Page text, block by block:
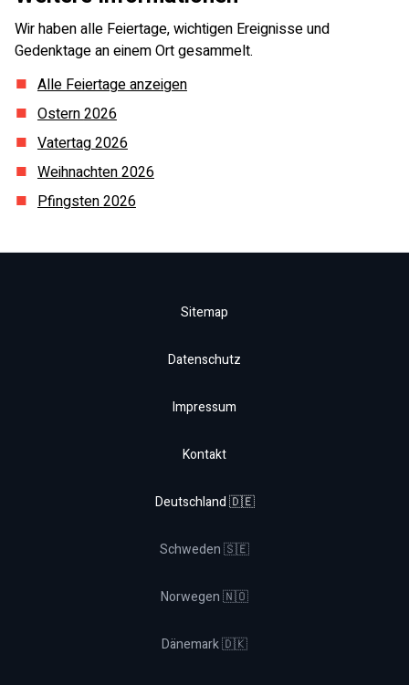
Wir haben alle Feiertage, wichtigen Ereignisse und
Gedenktage an einem Ort gesammelt.
Alle Feiertage anzeigen
Ostern2026
Vatertag2026
Weihnachten2026
Pfingsten2026
Sitemap
Datenschutz
Impressum
Kontakt
Deutschland 🇩🇪
Schweden 🇸🇪
Norwegen 🇳🇴
Dänemark 🇩🇰